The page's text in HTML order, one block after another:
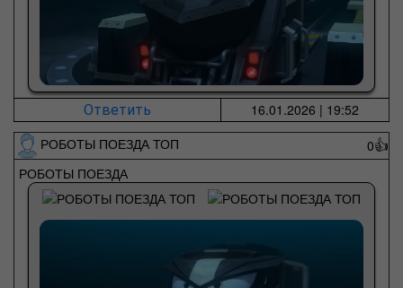
Ответить
16.01.2026 | 19:52
РОБОТЫ ПОЕЗДА ТОП
0👍
РОБОТЫ ПОЕЗДА